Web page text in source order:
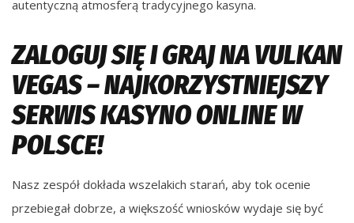
autentyczną atmosferą tradycyjnego kasyna.
ZALOGUJ SIĘ I GRAJ NA VULKAN
VEGAS – NAJKORZYSTNIEJSZY
SERWIS KASYNO ONLINE W
POLSCE!
Nasz zespół dokłada wszelakich starań, aby tok ocenie
przebiegał dobrze, a większość wniosków wydaje się być